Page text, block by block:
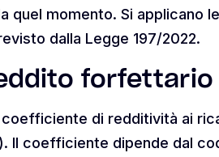
quel momento. Si applicano
dalla Legge 197/2022.
forfettario
di redditività ai
Il coefficiente dipende dal